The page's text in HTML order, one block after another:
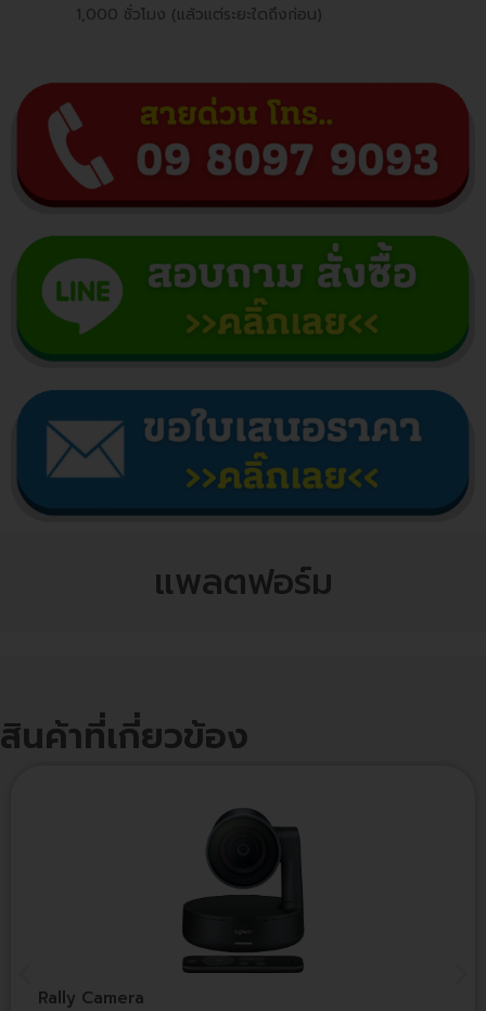
1,000 ชั่วโมง (แล้วแต่ระยะใดถึงก่อน)
แพลตฟอร์ม
สินค้าที่เกี่ยวข้อง
Rally Camera